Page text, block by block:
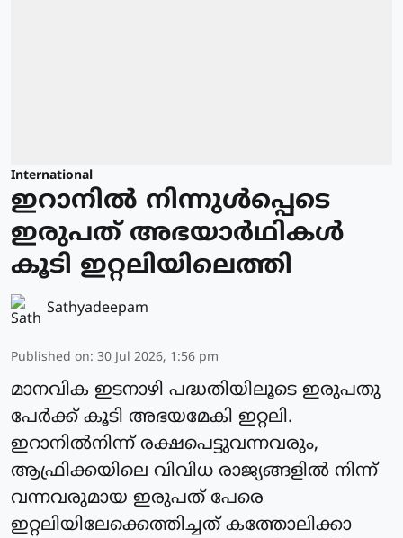
International
ഇറാനിൽ നിന്നുള്‍പ്പെടെ
ഇരുപത് അഭയാര്‍ഥികള്‍
കൂടി ഇറ്റലിയിലെത്തി
Sathyadeepam
Published on: 30 Jul 2026, 1:56 pm
മാനവിക ഇടനാഴി പദ്ധതിയിലൂടെ ഇരുപതു
പേര്‍ക്ക് കൂടി അഭയമേകി ഇറ്റലി.
ഇറാനില്‍നിന്ന് രക്ഷപെട്ടുവന്നവരും,
ആഫ്രിക്കയിലെ വിവിധ രാജ്യങ്ങളില്‍ നിന്ന്
വന്നവരുമായ ഇരുപത് പേരെ
ഇറ്റലിയിലേക്കെത്തിച്ചത് കത്തോലിക്കാ